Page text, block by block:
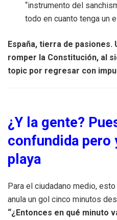
“instrumento del
todo en cuanto tenga un
España, tierra de pasiones.
romper la Constitución, al
topic por regresar con
¿Y la gente?
confundida pero
playa
Para el ciudadano medio,
anula un gol cinco minutos
“¿Entonces en qué minuto